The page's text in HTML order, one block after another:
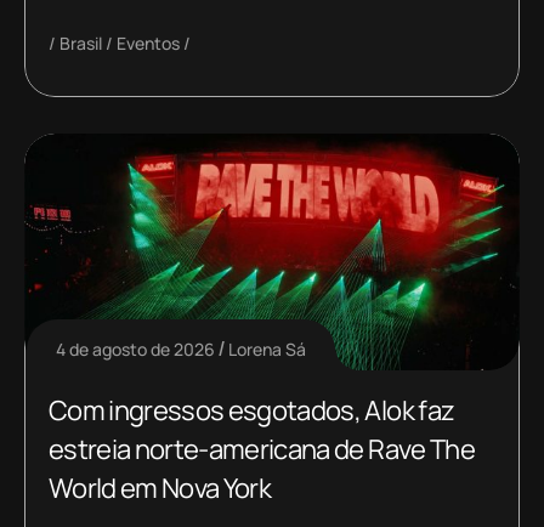
Brasil Eventos
4 de agosto de 2026 Lorena Sá
Com ingressos esgotados, Alok faz
estreia norte-americana de Rave The
World em Nova York